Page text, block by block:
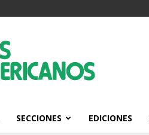
SECCIONES EDICIONES